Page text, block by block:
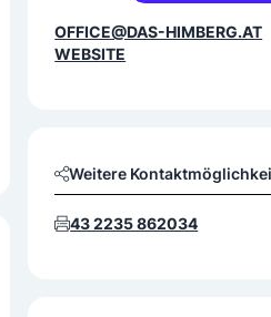
OFFICE@DAS-HIMBERG.AT
WEBSITE
Weitere
43 2235 862034